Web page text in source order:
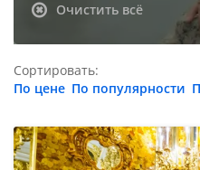
Очистить всё
Сортировать:
По цене По популярности